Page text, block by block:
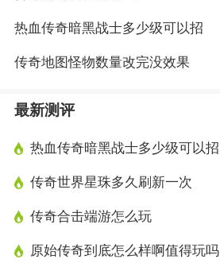
热血传奇暗黑战士多少级可以招
传奇地图怪物数量改完没效果
最新测评
热血传奇暗黑战士多少级可以招
传奇世界星珠多久刷新一次
传奇合击端游怎么玩
原始传奇到底怎么样啊值得玩吗